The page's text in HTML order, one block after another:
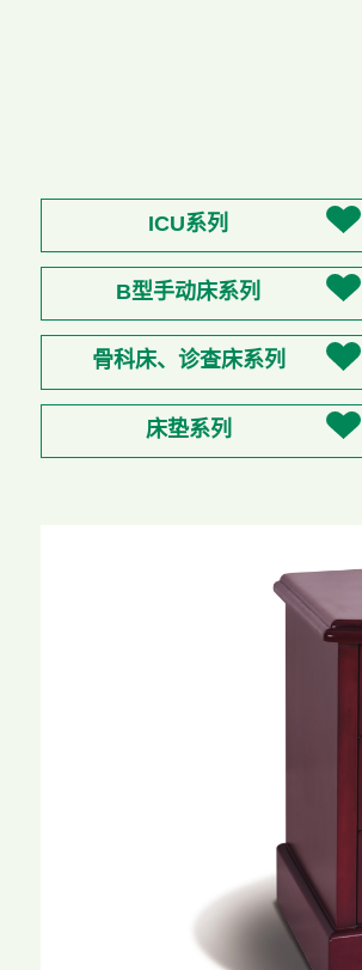
ICU系列
B型手动床系列
骨科床、诊查床系列
床垫系列